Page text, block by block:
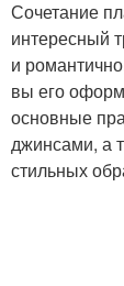
Сочетание
интересный
и
вы его
основные
джинсами, а
стильных